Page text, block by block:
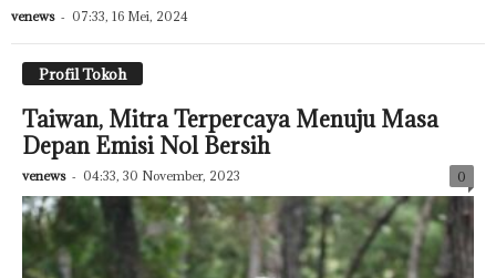
venews - 07:33, 16 Mei, 2024
Profil Tokoh
Taiwan, Mitra Terpercaya Menuju Masa
Depan Emisi Nol Bersih
venews - 04:33, 30 November, 2023 0